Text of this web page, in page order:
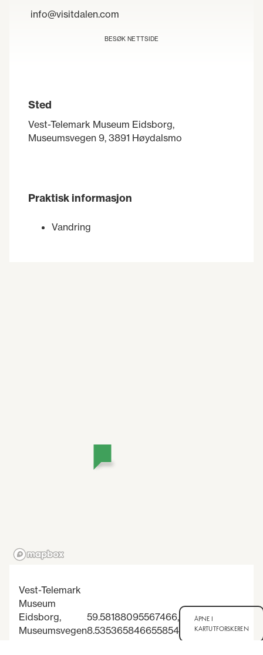
info@visitdalen.com
BESØK NETTSIDE
Sted
Vest-Telemark Museum Eidsborg,
Museumsvegen 9, 3891 Høydalsmo
Praktisk informasjon
Vandring
Vest-Telemark
Museum
Eidsborg,
Museumsvegen
59.58188095567466,
8.535365846655854
ÅPNE I
KARTUTFORSKEREN